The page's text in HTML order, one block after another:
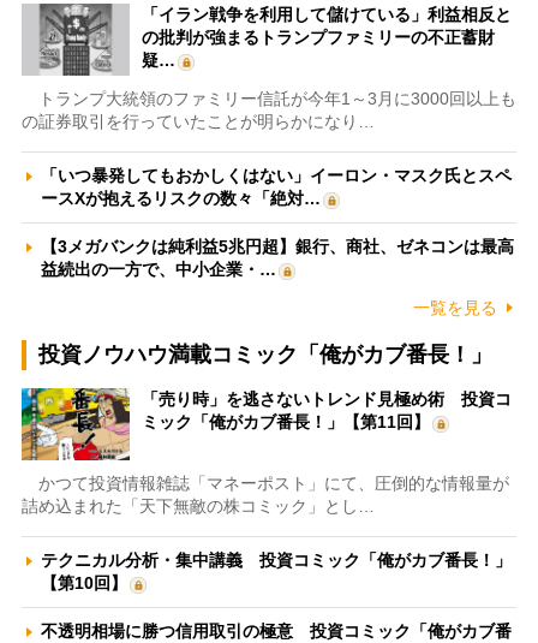
「イラン戦争を利用して儲けている」利益相反と
の批判が強まるトランプファミリーの不正蓄財
疑…
トランプ大統領のファミリー信託が今年1～3月に3000回以上も
の証券取引を行っていたことが明らかになり…
「いつ暴発してもおかしくはない」イーロン・マスク氏とスペ
ースXが抱えるリスクの数々「絶対…
【3メガバンクは純利益5兆円超】銀行、商社、ゼネコンは最高
益続出の一方で、中小企業・…
一覧を見る
投資ノウハウ満載コミック「俺がカブ番長！」
「売り時」を逃さないトレンド見極め術 投資コ
ミック「俺がカブ番長！」【第11回】
かつて投資情報雑誌「マネーポスト」にて、圧倒的な情報量が
詰め込まれた「天下無敵の株コミック」とし…
テクニカル分析・集中講義 投資コミック「俺がカブ番長！」
【第10回】
不透明相場に勝つ信用取引の極意 投資コミック「俺がカブ番